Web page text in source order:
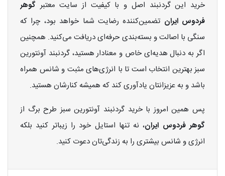
خرید این گردنبند اصل و با کیفیت از سایت معتبر گوهر
فردوس ایران تضمین‌کننده رضایت شما خواهد بود، چرا که
سنگی با اصالت و بسته‌بندی حرفه‌ای دریافت می‌کنید. همچنین
اگر به دنبال هدیه‌ای خاص و معنادار هستید، گردنبند آونتورین
سبز بهترین انتخاب است تا با انرژی‌های مثبت و شانس همراه
باشد و به عزیزانتان یادآوری کند که همیشه کنارشان هستید.
پس همین امروز با خرید گردنبند آونتورین سبز طرح برگ از
گوهر فردوس ایران، نه تنها استایل خود را زیباتر کنید بلکه
انرژی و شانس بیشتری را به زندگی‌تان دعوت کنید.